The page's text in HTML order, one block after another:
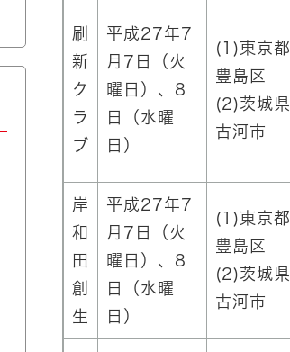
刷
新
ク
ラ
ブ
平成27年7
月7日（火
曜日）、8
日（水曜
日）
(1)東京都
豊島区
(2)茨城県
古河市
岸
和
田
創
生
平成27年7
月7日（火
曜日）、8
日（水曜
日）
(1)東京都
豊島区
(2)茨城県
古河市